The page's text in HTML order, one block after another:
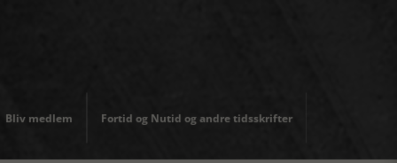
Bliv medlem Fortid og Nutid og andre tidsskrifter